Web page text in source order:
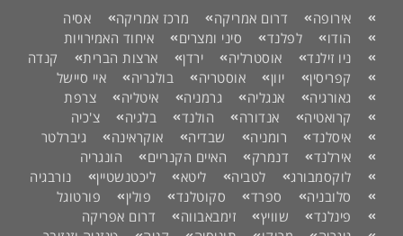
אירופה דרום אמריקה מרכז אמריקה
אסיה
הודו
לפלנד סיני ומצרים
איחוד האמירויות
ניו זילנד
אוסטרליה ירדן ארצות הברית
קנדה
קפריסין
יוון אוסטריה בולגריה
איי סיישל
גאורגיה
אנגליה גרמניה איטליה
צרפת
קרואטיה
אנדורה הולנד בלגיה
צ'כיה
איסלנד
רומניה שבדיה אוקראינה
גיברלטר
אירלנד
דנמרק האיים הקנריים
הונגריה
לוקסמבורג
לטביה ליטא ליכטנשטיין
נורבגיה
סלובניה
ספרד סקוטלנד פולין
פורטוגל
פינלנד
שוויץ זימבאבווה
דרום אפריקה